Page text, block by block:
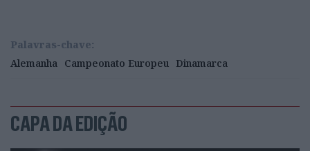
Palavras-chave:
Alemanha Campeonato Europeu Dinamarca
CAPA DA EDIÇÃO